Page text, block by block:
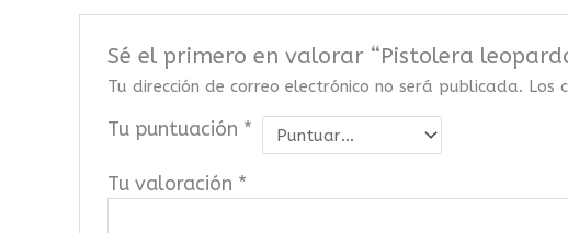
Sé el primero en valorar “Pistolera
Tu dirección de correo electrónico no será publicada. Los
Tu puntuación *
Tu valoración *